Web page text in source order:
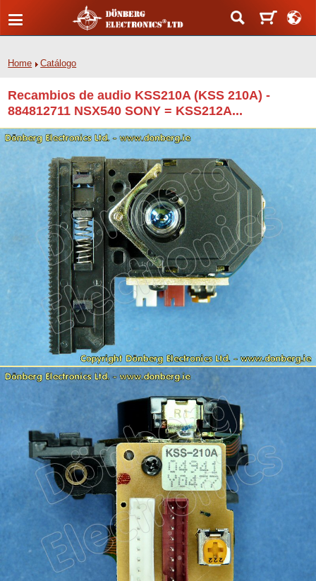
Home Catálogo
Recambios de audio KSS210A (KSS 210A) -
884812711 NSX540 SONY = KSS212A...